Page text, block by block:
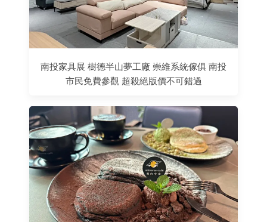
南投家具展 樹德半山夢工廠 崇維系統傢俱 南投
市民免費參觀 超殺絕版價不可錯過